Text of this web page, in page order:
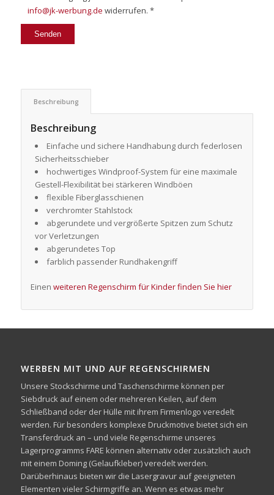
info@jk-werbung.de widerrufen. *
Beschreibung
Beschreibung
Einfache und sichere Handhabung durch federlosen
Sicherheitsschieber
hochwertiges Windproof-System für eine maximale
Gestell-Flexibilität bei stärkeren Windböen
flexible Fiberglasschienen
verchromter Stahlstock
abgerundete und vergrößerte Spitzen zum Schutz
vor Verletzungen
abgerundetes Top
farblich passender Rundhakengriff
Einen weiteren Regenschirm für Kinder finden Sie hier
WERBEN MIT UND AUF REGENSCHIRMEN
Unsere Stockschirme und Taschenschirme können per
Siebdruck auf einem oder mehreren Keilen, auf dem
Schließband oder der Hülle mit ihrem Firmenlogo veredelt
werden. Für besonders komplexe Druckmotive bietet sich ein
Transferdruck an – und viele Regenschirme unseres
Lagerprogramms FARE können alternativ oder zusätzlich auch
mit einem Doming (Gelaufkleber) veredelt werden.
Darüberhinaus bieten wir die Lasergravur auf geeigneten
Elementen vieler Schirmgriffe an. Wenn es etwas mehr